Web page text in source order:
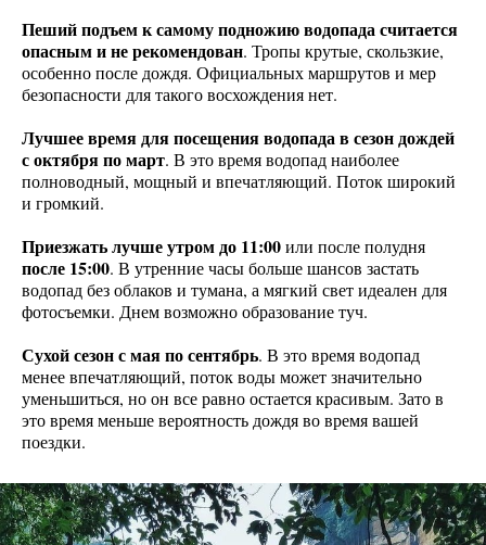
Пеший подъем к самому подножию водопада считается
опасным и не рекомендован. Тропы крутые, скользкие,
особенно после дождя. Официальных маршрутов и мер
безопасности для такого восхождения нет.
Лучшее время для посещения водопада в сезон дождей
с октября по март. В это время водопад наиболее
полноводный, мощный и впечатляющий. Поток широкий
и громкий.
Приезжать лучше утром до 11:00или после полудня
после 15:00. В утренние часы больше шансов застать
водопад без облаков и тумана, а мягкий свет идеален для
фотосъемки. Днем возможно образование туч.
Сухой сезон с мая по сентябрь. В это время водопад
менее впечатляющий, поток воды может значительно
уменьшиться, но он все равно остается красивым. Зато в
это время меньше вероятность дождя во время вашей
поездки.